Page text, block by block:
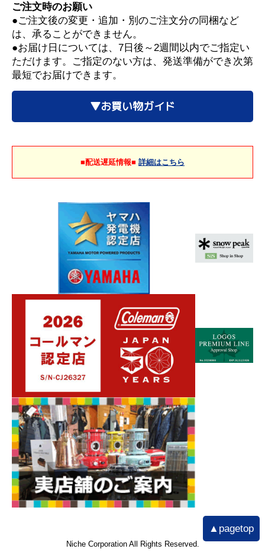
ご注文時のお願い
●ご注文後の変更・追加・別のご注文分の同梱など
は、承ることができません。
●お届け日については、7日後～2週間以内でご指定い
ただけます。ご指定のない方は、発送準備ができ次第
最短でお届けできます。
▼お買い物ガイド
■配送遅延情報■ 詳細はこちら
▲pagetop
Niche Corporation All Rights Reserved.